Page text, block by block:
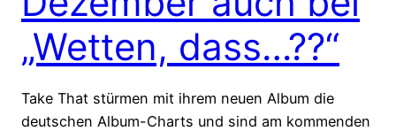
„Wetten, dass…??“
Take That stürmen mit ihrem neuen Album die
deutschen Album-Charts und sind am kommenden